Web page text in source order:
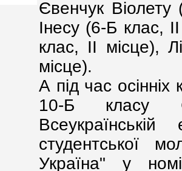
Євенчук
Інесу (6-Б клас,
клас, ІІ місце),
місце).
А під час
10-Б класу
Всеукраїнській
студентської
Україна" у